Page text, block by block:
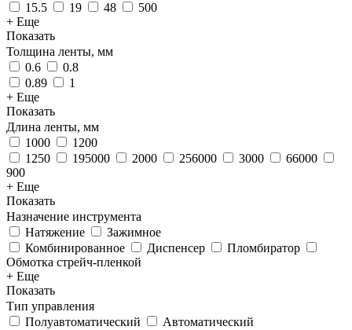
15.5
19 48
500
+ Еще
Показать
Толщина ленты, мм
0.6
0.8
0.89
1
+ Еще
Показать
Длина ленты, мм
1000
1200
1250
195000 2000 256000 3000
66000
900
+ Еще
Показать
Назначение инструмента
Натяжение
Зажимное
Комбинированное
Диспенсер
Пломбиратор
Обмотка стрейч-пленкой
+ Еще
Показать
Тип управления
Полуавтоматический
Автоматический